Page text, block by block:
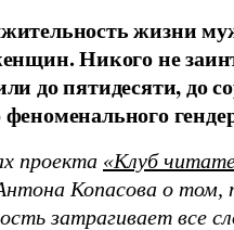
жизни
Никого не
до пятидесяти, до
проекта «Клуб
Копасова о том,
затрагивает все